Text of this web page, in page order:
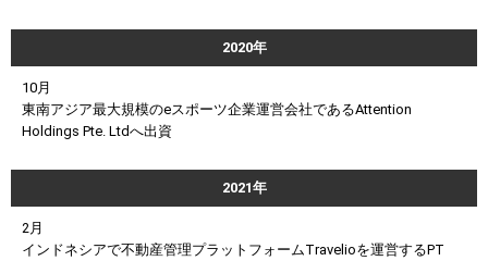
2020年
10月
東南アジア最大規模のeスポーツ企業運営会社であるAttention
Holdings Pte. Ltdへ出資
2021年
2月
インドネシアで不動産管理プラットフォームTravelioを運営するPT